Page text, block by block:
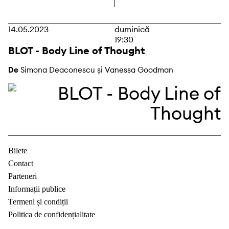
14.05.2023
duminică
19:30
BLOT - Body Line of Thought
De Simona Deaconescu și Vanessa Goodman
Bilete
Contact
Parteneri
Informații publice
Termeni și condiții
Politica de confidențialitate